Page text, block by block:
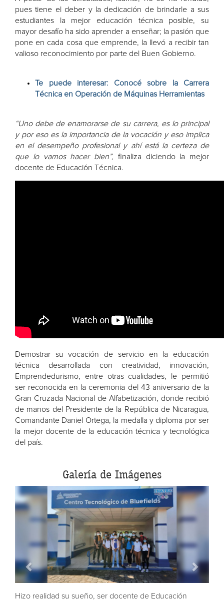
pues tiene el deber y la dedicación de brindarle a sus
estudiantes la mejor educación técnica posible, su
mayor desafío ha sido aprender a enseñar; la pasión que
pone en cada cosa que emprende, la llevó a recibir tan
valioso reconocimiento por parte del Buen Gobierno.
Te puede interesar: Conocé sobre la Carrera
Técnica en Operación de Máquinas Herramientas
“Uno debe de enamorarse de su carrera, es lo principal
y por eso es la importancia de la vocación y eso implica
en el desempeño profesional y ahí está la certeza de
que lo vamos hacer bien”, finaliza diciendo la mejor
docente de Educación Técnica.
Demostrar su vocación de servicio en la educación
técnica desarrollada con creatividad, innovación,
Emprendedurismo, entre otras cualidades, le permitió
ser reconocida en la ceremonia del 43 aniversario de la
Gran Cruzada Nacional de Alfabetización, donde recibió
de manos del Presidente de la República de Nicaragua,
Comandante Daniel Ortega, la medalla y diploma por ser
la mejor docente de la educación técnica y tecnológica
del país.
Galería de Imágenes
Hizo realidad su sueño, ser docente de Educación